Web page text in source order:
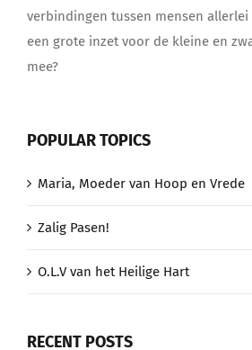
verbindingen tussen mensen
een grote inzet voor de kleine en
mee?
POPULAR TOPICS
Maria, Moeder van Hoop en Vrede
Zalig Pasen!
O.L.V van het Heilige Hart
RECENT POSTS